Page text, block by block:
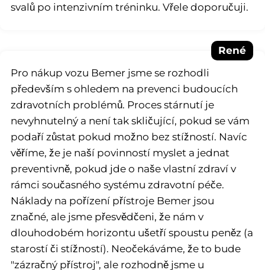
svalů po intenzivním tréninku. Vřele doporučuji.
René
Pro nákup vozu Bemer jsme se rozhodli
především s ohledem na prevenci budoucích
zdravotních problémů. Proces stárnutí je
nevyhnutelný a není tak skličující, pokud se vám
podaří zůstat pokud možno bez stížností. Navíc
věříme, že je naší povinností myslet a jednat
preventivně, pokud jde o naše vlastní zdraví v
rámci současného systému zdravotní péče.
Náklady na pořízení přístroje Bemer jsou
značné, ale jsme přesvědčeni, že nám v
dlouhodobém horizontu ušetří spoustu peněz (a
starostí či stížností). Neočekáváme, že to bude
"zázračný přístroj", ale rozhodně jsme u